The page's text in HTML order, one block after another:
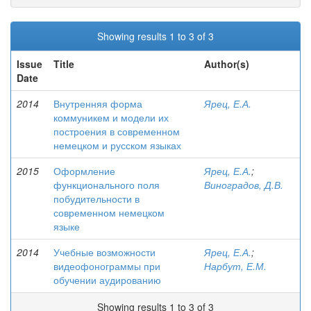
Showing results 1 to 3 of 3
Issue
Date
Title Author(s)
2014
Внутренняя форма
коммуникем и модели их
построения в современном
немецком и русском языках
Ярец, Е.А.
2015
Оформление
функционального поля
побудительности в
современном немецком
языке
Ярец, Е.А.;
Виноградов, Д.В.
2014
Учебные возможности
видеофонограммы при
обучении аудированию
Ярец, Е.А.;
Нарбут, Е.М.
Showing results 1 to 3 of 3